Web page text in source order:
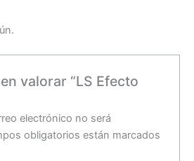
valorar “LS Efecto
electrónico no será
obligatorios están marcados